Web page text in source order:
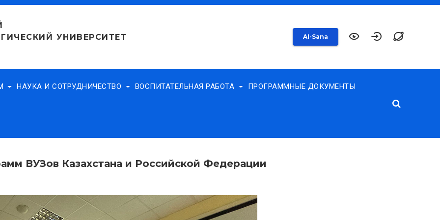
УНИВЕРСИТЕТ
AI-Sana
НАУКА И СОТРУДНИЧЕСТВО ВОСПИТАТЕЛЬНАЯ РАБОТА ПРОГРАММНЫЕ ДОКУМЕНТЫ
ВУЗов Казахстана и Российской Федерации